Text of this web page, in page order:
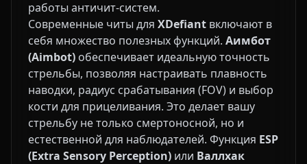
работы античит-систем.
Современные читы для XDefiant включают в
себя множество полезных функций. Аимбот
(Aimbot) обеспечивает идеальную точность
стрельбы, позволяя настраивать плавность
наводки, радиус срабатывания (FOV) и выбор
кости для прицеливания. Это делает вашу
стрельбу не только смертоносной, но и
естественной для наблюдателей. Функция ESP
(Extra Sensory Perception) или Валлхак